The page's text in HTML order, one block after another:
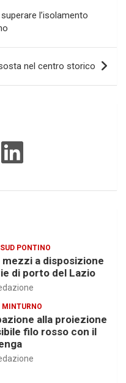
l’isolamento
nel centro storico
LinkedIn
SUD PONTINO
a disposizione
di porto del Lazio
MINTURNO
alla proiezione
filo rosso con il